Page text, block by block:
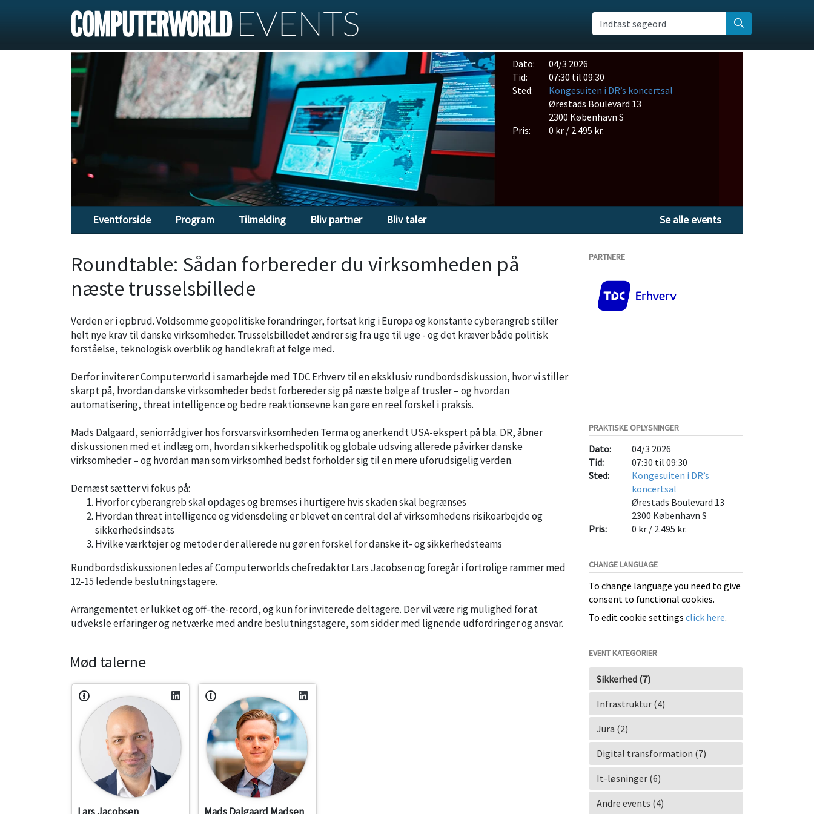
Indtast søgeord
Dato:
04/3 2026
Tid:
07:30 til 09:30
Sted:
Kongesuiten i DR’s koncertsal
Ørestads Boulevard 13
2300 København S
Pris:
0 kr / 2.495 kr.
Eventforside Program Tilmelding Bliv partner Bliv taler Se alle events
Roundtable: Sådan forbereder du virksomheden på
næste trusselsbillede
Verden er i opbrud. Voldsomme geopolitiske forandringer, fortsat krig i Europa og konstante cyberangreb stiller
helt nye krav til danske virksomheder. Trusselsbilledet ændrer sig fra uge til uge - og det kræver både politisk
forståelse, teknologisk overblik og handlekraft at følge med.
Derfor inviterer Computerworld i samarbejde med TDC Erhverv til en eksklusiv rundbordsdiskussion, hvor vi stiller
skarpt på, hvordan danske virksomheder bedst forbereder sig på næste bølge af trusler – og hvordan
automatisering, threat intelligence og bedre reaktionsevne kan gøre en reel forskel i praksis.
Mads Dalgaard, seniorrådgiver hos forsvarsvirksomheden Terma og anerkendt USA-ekspert på bla. DR, åbner
diskussionen med et indlæg om, hvordan sikkerhedspolitik og globale udsving allerede påvirker danske
virksomheder – og hvordan man som virksomhed bedst forholder sig til en mere uforudsigelig verden.
Dernæst sætter vi fokus på:
Hvorfor cyberangreb skal opdages og bremses i hurtigere hvis skaden skal begrænses
Hvordan threat intelligence og vidensdeling er blevet en central del af virksomhedens risikoarbejde og
sikkerhedsindsats
Hvilke værktøjer og metoder der allerede nu gør en forskel for danske it- og sikkerhedsteams
Rundbordsdiskussionen ledes af Computerworlds chefredaktør Lars Jacobsen og foregår i fortrolige rammer med
12-15 ledende beslutningstagere.
Arrangementet er lukket og off-the-record, og kun for inviterede deltagere. Der vil være rig mulighed for at
udveksle erfaringer og netværke med andre beslutningstagere, som sidder med lignende udfordringer og ansvar.
Mød talerne
PARTNERE
PRAKTISKE OPLYSNINGER
Dato:
04/3 2026
Tid:
07:30 til 09:30
Sted:
Kongesuiten i DR’s
koncertsal
Ørestads Boulevard 13
2300 København S
Pris:
0 kr / 2.495 kr.
CHANGE LANGUAGE
To change language you need to give
consent to functional cookies.
To edit cookie settings click here.
EVENT KATEGORIER
Sikkerhed (7)
Infrastruktur (4)
Jura (2)
Digital transformation (7)
It-løsninger (6)
Andre events (4)